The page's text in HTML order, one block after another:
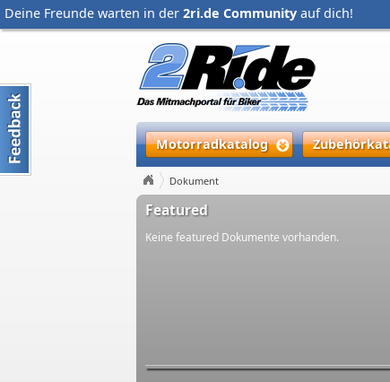
Deine Freunde warten in der 2ri.de Community auf dich!
Motorradkatalog
Dokument
Featured
Keine featured Dokumente vorhanden.